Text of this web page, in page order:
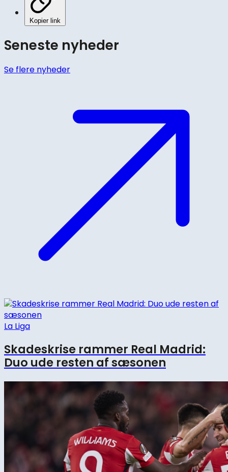
Kopier link
Seneste nyheder
Se flere nyheder
La Liga
Skadeskrise rammer Real Madrid:
Duo ude resten af sæsonen